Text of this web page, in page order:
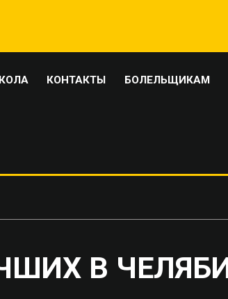
КОНТАКТЫ БОЛЕЛЬЩИКАМ
В